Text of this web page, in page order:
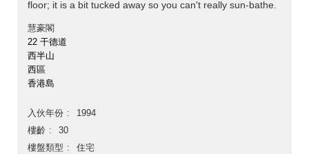
floor; it is a bit tucked away so you can't really sun-bathe.
慧豪閣
22 干德道
西半山
西區
香港島
入伙年份
1994
樓齡
30
樓盤類型
住宅